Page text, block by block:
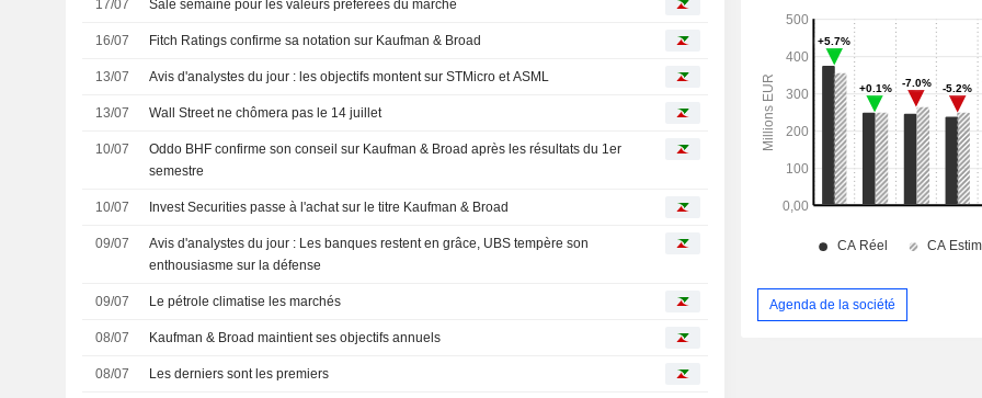
17/07 Sale semaine pour les valeurs préférées du marché
16/07 Fitch Ratings confirme sa notation sur Kaufman & Broad
13/07 Avis d'analystes du jour : les objectifs montent sur STMicro et ASML
13/07 Wall Street ne chômera pas le 14 juillet
10/07
Oddo BHF confirme son conseil sur Kaufman & Broad après les résultats du 1er
semestre
10/07 Invest Securities passe à l'achat sur le titre Kaufman & Broad
09/07
Avis d'analystes du jour : Les banques restent en grâce, UBS tempère son
enthousiasme sur la défense
09/07 Le pétrole climatise les marchés
08/07 Kaufman & Broad maintient ses objectifs annuels
08/07 Les derniers sont les premiers
Agenda de la société